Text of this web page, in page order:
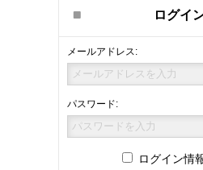
ログイ
メールアドレス:
パスワード:
ログイン情